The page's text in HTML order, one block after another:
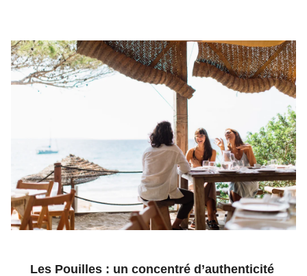
Les Pouilles : un concentré d’authenticité